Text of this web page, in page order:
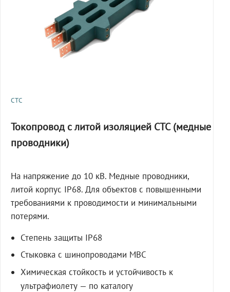
СТС
Токопровод с литой изоляцией СТС (медные
проводники)
На напряжение до 10 кВ. Медные проводники,
литой корпус IP68. Для объектов с повышенными
требованиями к проводимости и минимальными
потерями.
Степень защиты IP68
Стыковка с шинопроводами МВС
Химическая стойкость и устойчивость к
ультрафиолету — по каталогу